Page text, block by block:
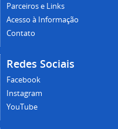
Parceiros e Links
Acesso à Informação
Contato
Redes Sociais
Facebook
Instagram
YouTube